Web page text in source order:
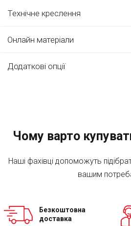
Технічне креслення
Онлайн матеріали
Додаткові опції
Чому варто
Наші фахівці допоможуть
вашим
Безкоштовна
доставка